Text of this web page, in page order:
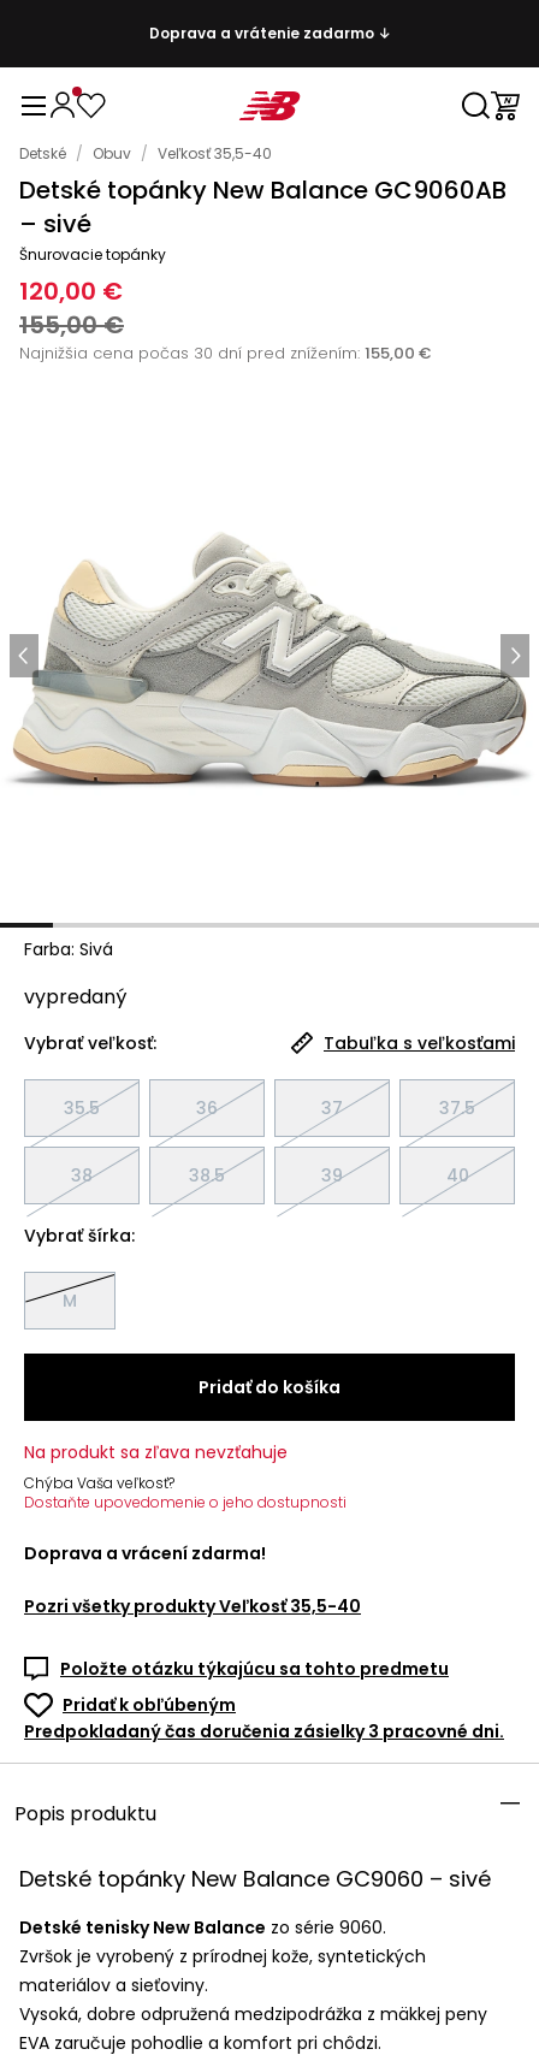
Doprava a vrátenie zadarmo ↓
Detské / Obuv / Veľkosť 35,5-40
Detské topánky New Balance GC9060AB
– sivé
Šnurovacie topánky
120,00 €
155,00 €
Najnižšia cena počas 30 dní pred znížením: 155,00 €
Farba: Sivá
vypredaný
Vybrať veľkosť: Tabuľka s veľkosťami
35.5 36 37 37.5
38 38.5 39 40
Vybrať šírka:
M
Pridať do košíka
Na produkt sa zľava nevzťahuje
Chýba Vaša veľkosť?
Dostaňte upovedomenie o jeho dostupnosti
Doprava a vrácení zdarma!
Pozri všetky produktyVeľkosť 35,5-40
Položte otázku týkajúcu sa tohto predmetu
Pridať k obľúbeným
Predpokladaný čas doručenia zásielky 3 pracovné dni.
Popis produktu
Detské topánky New Balance GC9060 – sivé
Detské tenisky New Balance zo série 9060.
Zvršok je vyrobený z prírodnej kože, syntetických
materiálov a sieťoviny.
Vysoká, dobre odpružená medzipodrážka z mäkkej peny
EVA zaručuje pohodlie a komfort pri chôdzi.